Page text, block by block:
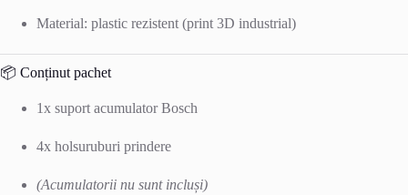
Material: plastic rezistent (print 3D industrial)
📦 Conținut pachet
1x suport acumulator Bosch
4x holsuruburi prindere
(Acumulatorii nu sunt incluși)